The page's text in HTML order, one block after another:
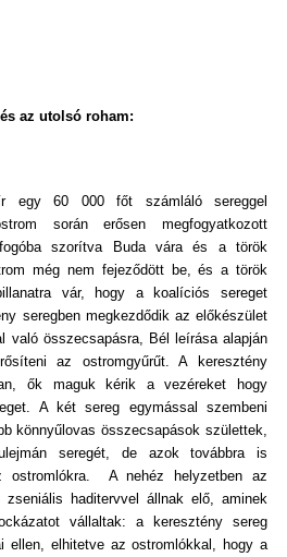
az utolsó roham:
egy 60 000 főt számláló sereggel
során erősen megfogyatkozott
szorítva Buda vára és a török
még nem fejeződött be, és a török
vár, hogy a koalíciós sereget
seregben megkezdődik az előkészület
való összecsapásra, Bél leírása alapján
az ostromgyűrűt. A keresztény
ők maguk kérik a vezéreket hogy
A két sereg egymással szembeni
könnyűlovas összecsapások születtek,
seregét, de azok továbbra is
ostromlókra. A nehéz helyzetben az
haditervvel állnak elő, aminek
vállaltak: a keresztény sereg
ellen, elhitetve az ostromlókkal, hogy a